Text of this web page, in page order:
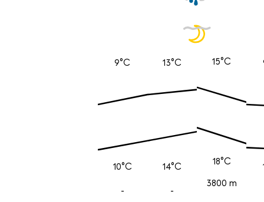
9°C
10°C
-
13°C
14°C
-
15°C
18°C
3800 m